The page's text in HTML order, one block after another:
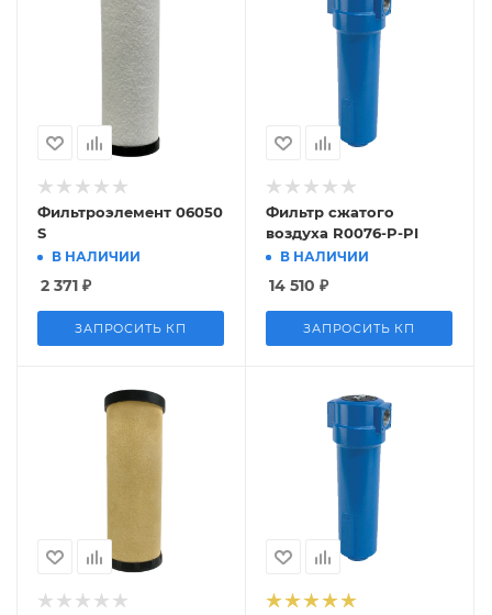
Фильтроэлемент 06050
S
В НАЛИЧИИ
2 371 ₽
ЗАПРОСИТЬ КП
Фильтр сжатого
воздуха R0076-P-PI
В НАЛИЧИИ
14 510 ₽
ЗАПРОСИТЬ КП